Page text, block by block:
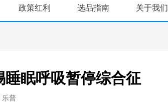
政策红利 选品指南 关于我们
眠呼吸暂停综合征
乐普